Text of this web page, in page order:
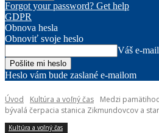
Forgot your password? Get help
GDPR
Obnova hesla
Obnoviť svoje heslo
Váš e-mail
Heslo vám bude zaslané e-mailom
Úvod Kultúra a voľný čas
Medzi
bývalá čerpacia stanica Zikmundovcov a
Kultúra a voľný čas